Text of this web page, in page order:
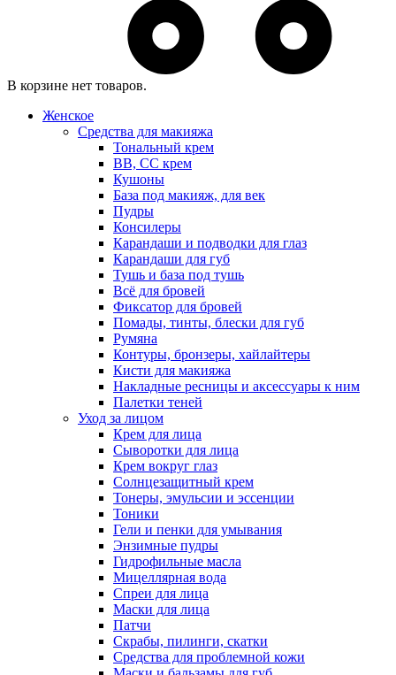
В корзине нет товаров.
Женское
Средства для макияжа
Тональный крем
BB, CC крем
Кушоны
База под макияж, для век
Пудры
Консилеры
Карандаши и подводки для глаз
Карандаши для губ
Тушь и база под тушь
Всё для бровей
Фиксатор для бровей
Помады, тинты, блески для губ
Румяна
Контуры, бронзеры, хайлайтеры
Кисти для макияжа
Накладные ресницы и аксессуары к ним
Палетки теней
Уход за лицом
Крем для лица
Сыворотки для лица
Крем вокруг глаз
Солнцезащитный крем
Тонеры, эмульсии и эссенции
Тоники
Гели и пенки для умывания
Энзимные пудры
Гидрофильные масла
Мицеллярная вода
Спреи для лица
Маски для лица
Патчи
Скрабы, пилинги, скатки
Средства для проблемной кожи